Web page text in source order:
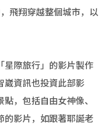
飛翔穿越整個城市，以
星際旅行」的影片製作
崴資訊也投資此部影
，包括自由女神像、
的影片，如跟著耶誕老